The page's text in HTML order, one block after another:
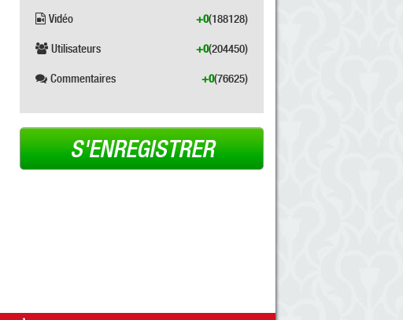
Vidéo (188128)
+0
Utilisateurs (204450)
+0
Commentaires (76625)
+0
S'ENREGISTRER